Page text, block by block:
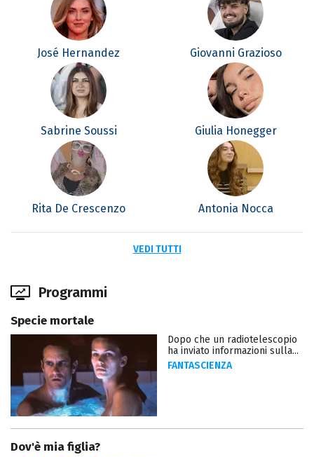
José Hernandez Giovanni Grazioso
Sabrine Soussi Giulia Honegger
Rita De Crescenzo Antonia Nocca
VEDI TUTTI
Programmi
Specie mortale
Dopo che un radiotelescopio
ha inviato informazioni sulla...
FANTASCIENZA
Dov'è mia figlia?